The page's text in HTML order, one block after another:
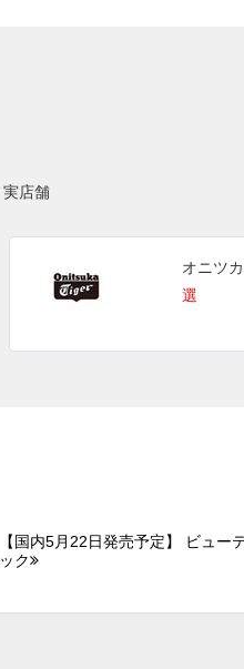
実店舗
オニツ
選
【国内5月22日発売予定】 ビュ
ック